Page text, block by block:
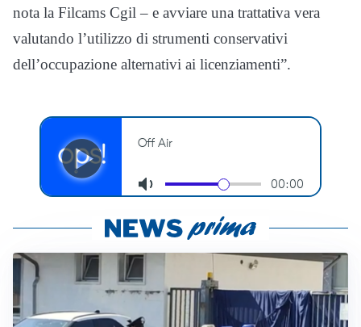
nota la Filcams Cgil – e avviare una trattativa vera
valutando l’utilizzo di strumenti conservativi
dell’occupazione alternativi ai licenziamenti”.